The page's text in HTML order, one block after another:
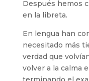
Después hemos
en la libreta.
En lengua han
necesitado más
verdad que
volver a la calma